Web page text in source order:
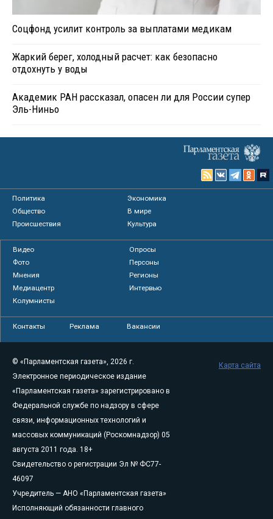
Соцфонд усилит контроль за выплатами медикам
Жаркий берег, холодный расчет: как безопасно
отдохнуть у воды
Академик РАН рассказал, опасен ли для России супер
Эль-Ниньо
Политика
Экономика
Общество
В мире
Происшествия
Культура
Видео
Опросы
Фото
Персоны
Мнения
Регионы
Медиацентр
Интервью
Колумнисты
Контакты Реклама Вакансии
© «Парламентская газета», 2026 г.
Электронное периодическое издание
«Парламентская газета» зарегистрировано в
Федеральной службе по надзору в сфере
связи, информационных технологий и
массовых коммуникаций (Роскомнадзор) 05
августа 2011 года. 18+
Свидетельство о регистрации Эл № ФС77-
46097
Учредитель — АНО «Парламентская газета»
Исполняющий обязанности главного
Карта сайта